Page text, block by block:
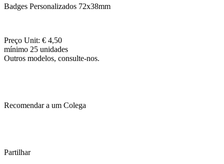
Badges Personalizados 72x38mm
Preço Unit: € 4,50
mínimo 25 unidades
Outros modelos, consulte-nos.
Recomendar a um Colega
Partilhar